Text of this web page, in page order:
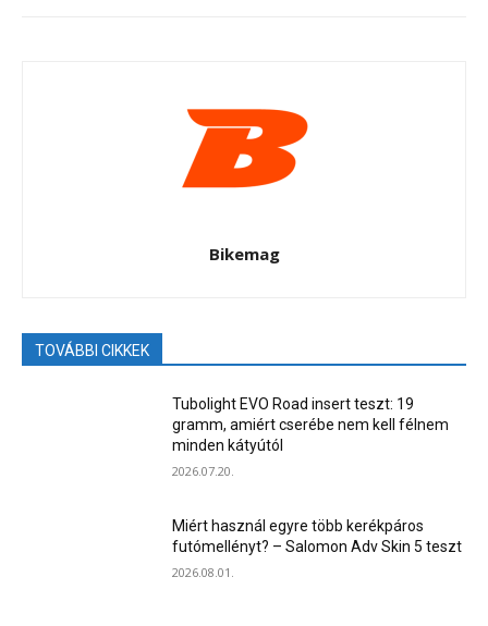
Bikemag
TOVÁBBI CIKKEK
Tubolight EVO Road insert teszt: 19
gramm, amiért cserébe nem kell félnem
minden kátyútól
2026.07.20.
Miért használ egyre több kerékpáros
futómellényt? – Salomon Adv Skin 5 teszt
2026.08.01.